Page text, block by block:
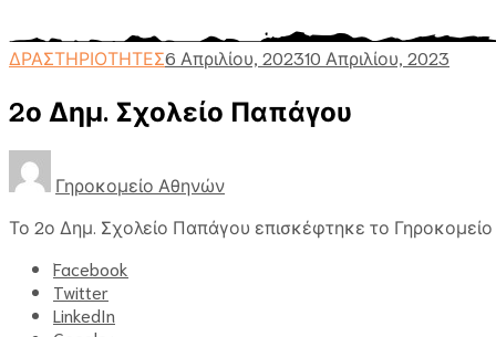
ΔΡΑΣΤΗΡΙΟΤΗΤΕΣ6 Απριλίου, 202310 Απριλίου, 2023
2ο Δημ. Σχολείο Παπάγου
Γηροκομείο Αθηνών
Το 2ο Δημ. Σχολείο Παπάγου επισκέφτηκε το
Facebook
Twitter
LinkedIn